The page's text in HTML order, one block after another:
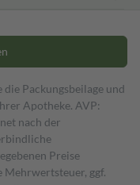
Packungsbeilage und
Apotheke. AVP:
nach der
Preise
Mehrwertsteuer, ggf.